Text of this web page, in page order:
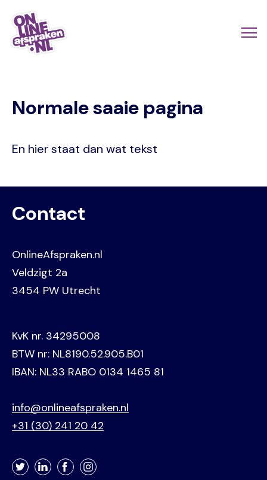
Naar
hoofdinhoud
Normale saaie pagina
En hier staat dan wat tekst
Contact
OnlineAfspraken.nl
Veldzigt 2a
3454 PW Utrecht
KvK nr. 34295008
BTW nr: NL8190.52.905.B01
IBAN: NL33 RABO 0134 1465 81
info@onlineafspraken.nl
+31 (30) 241 20 42
TwitterLinkedInFacebookInstagram